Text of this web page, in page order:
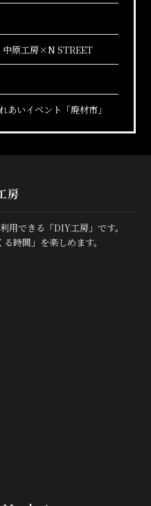
原工房×N STREET
あいイベント「廃材市」
房
用できる「DIY工房」です。
時間」を楽しめます。